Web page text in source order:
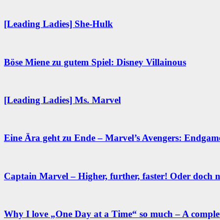
[Leading Ladies] She-Hulk
Böse Miene zu gutem Spiel: Disney Villainous
[Leading Ladies] Ms. Marvel
Eine Ära geht zu Ende – Marvel’s Avengers:
Captain Marvel – Higher, further, faster! Oder doch
Why I love „One Day at a Time“ so much – A